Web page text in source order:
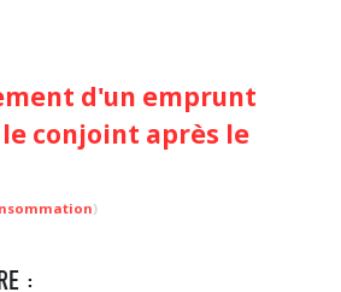
d'un emprunt
conjoint après le
)
: